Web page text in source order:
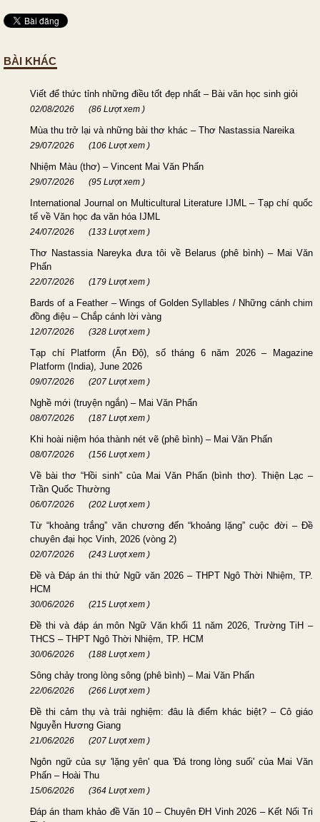
BÀI KHÁC
Viết để thức tỉnh những điều tốt đẹp nhất – Bài văn học sinh giỏi
02/08/2026 (86 Lượt xem )
Mùa thu trở lại và những bài thơ khác – Thơ Nastassia Nareika
29/07/2026 (106 Lượt xem )
Nhiệm Màu (thơ) – Vincent Mai Văn Phấn
29/07/2026 (95 Lượt xem )
International Journal on Multicultural Literature IJML – Tạp chí quốc
tế về Văn học đa văn hóa IJML
24/07/2026 (133 Lượt xem )
Thơ Nastassia Nareyka đưa tôi về Belarus (phê bình) – Mai Văn
Phấn
22/07/2026 (179 Lượt xem )
Bards of a Feather – Wings of Golden Syllables / Những cánh chim
đồng điệu – Chắp cánh lời vàng
12/07/2026 (328 Lượt xem )
Tạp chí Platform (Ấn Độ), số tháng 6 năm 2026 – Magazine
Platform (India), June 2026
09/07/2026 (207 Lượt xem )
Nghề mới (truyện ngắn) – Mai Văn Phấn
08/07/2026 (187 Lượt xem )
Khi hoài niệm hóa thành nét vẽ (phê bình) – Mai Văn Phấn
08/07/2026 (156 Lượt xem )
Về bài thơ “Hồi sinh” của Mai Văn Phấn (bình thơ). Thiện Lạc –
Trần Quốc Thường
06/07/2026 (202 Lượt xem )
Từ “khoảng trắng” văn chương đến “khoảng lặng” cuộc đời – Đề
chuyên đại học Vinh, 2026 (vòng 2)
02/07/2026 (243 Lượt xem )
Đề và Đáp án thi thử Ngữ văn 2026 – THPT Ngô Thời Nhiệm, TP.
HCM
30/06/2026 (215 Lượt xem )
Đề thi và đáp án môn Ngữ Văn khối 11 năm 2026, Trường TiH –
THCS – THPT Ngô Thời Nhiệm, TP. HCM
30/06/2026 (188 Lượt xem )
Sông chảy trong lòng sông (phê bình) – Mai Văn Phấn
22/06/2026 (266 Lượt xem )
Đề thi cảm thụ và trải nghiệm: đâu là điểm khác biệt? – Cô giáo
Nguyễn Hương Giang
21/06/2026 (207 Lượt xem )
Ngôn ngữ của sự 'lặng yên' qua 'Đá trong lòng suối' của Mai Văn
Phấn – Hoài Thu
15/06/2026 (364 Lượt xem )
Đáp án tham khảo đề Văn 10 – Chuyên ĐH Vinh 2026 – Kết Nối Tri